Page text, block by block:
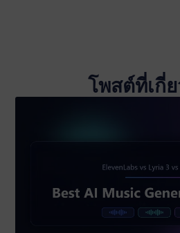
โพสต์ที่เกี่